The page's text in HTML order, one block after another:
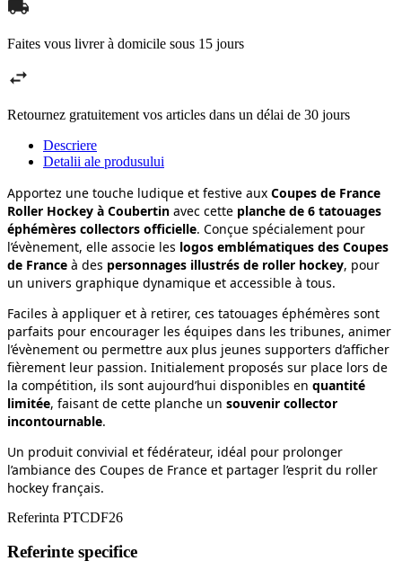
Faites vous livrer à domicile sous 15 jours
Retournez gratuitement vos articles dans un délai de 30 jours
Descriere
Detalii ale produsului
Apportez une touche ludique et festive aux Coupes de France
Roller Hockey à Coubertin avec cette planche de 6 tatouages
éphémères collectors officielle. Conçue spécialement pour
l’évènement, elle associe les logos emblématiques des Coupes
de France à des personnages illustrés de roller hockey, pour
un univers graphique dynamique et accessible à tous.
Faciles à appliquer et à retirer, ces tatouages éphémères sont
parfaits pour encourager les équipes dans les tribunes, animer
l’évènement ou permettre aux plus jeunes supporters d’afficher
fièrement leur passion. Initialement proposés sur place lors de
la compétition, ils sont aujourd’hui disponibles en quantité
limitée, faisant de cette planche un souvenir collector
incontournable.
Un produit convivial et fédérateur, idéal pour prolonger
l’ambiance des Coupes de France et partager l’esprit du roller
hockey français.
Referinta PTCDF26
Referinte specifice